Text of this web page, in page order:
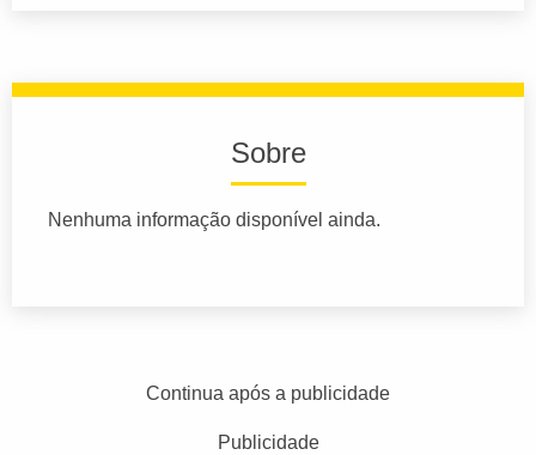
Sobre
Nenhuma informação disponível ainda.
Continua após a publicidade
Publicidade